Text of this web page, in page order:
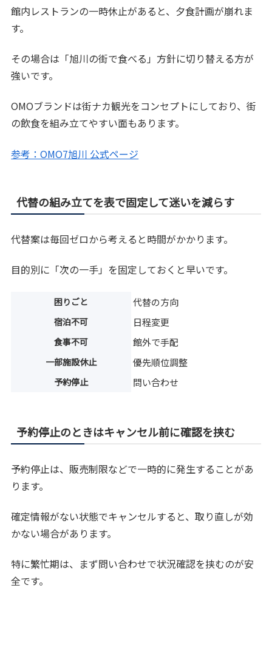
館内レストランの一時休止があると、夕食計画が崩れま
す。
その場合は「旭川の街で食べる」方針に切り替える方が
強いです。
OMOブランドは街ナカ観光をコンセプトにしており、街
の飲食を組み立てやすい面もあります。
参考：OMO7旭川 公式ページ
代替の組み立てを表で固定して迷いを減らす
代替案は毎回ゼロから考えると時間がかかります。
目的別に「次の一手」を固定しておくと早いです。
困りごと 代替の方向
宿泊不可 日程変更
食事不可 館外で手配
一部施設休止 優先順位調整
予約停止 問い合わせ
予約停止のときはキャンセル前に確認を挟む
予約停止は、販売制限などで一時的に発生することがあ
ります。
確定情報がない状態でキャンセルすると、取り直しが効
かない場合があります。
特に繁忙期は、まず問い合わせで状況確認を挟むのが安
全です。